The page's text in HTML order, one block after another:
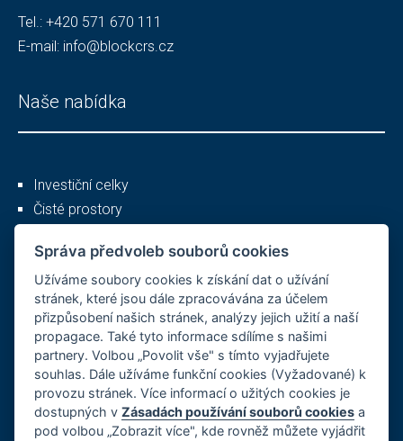
Tel.: +420 571 670 111
E-mail: info@blockcrs.cz
Naše nabídka
Investiční celky
Čisté prostory
Ostatní
O společnosti
Kariéra
Reference
Správa předvoleb souborů cookies
Užíváme soubory cookies k získání dat o užívání
stránek, které jsou dále zpracovávána za účelem
přizpůsobení našich stránek, analýzy jejich užití a naší
propagace. Také tyto informace sdílíme s našimi
partnery. Volbou „Povolit vše" s tímto vyjadřujete
souhlas. Dále užíváme funkční cookies (Vyžadované) k
provozu stránek. Více informací o užitých cookies je
dostupných vZásadách používání souborů cookies a
pod volbou „Zobrazit více", kde rovněž můžete vyjádřit